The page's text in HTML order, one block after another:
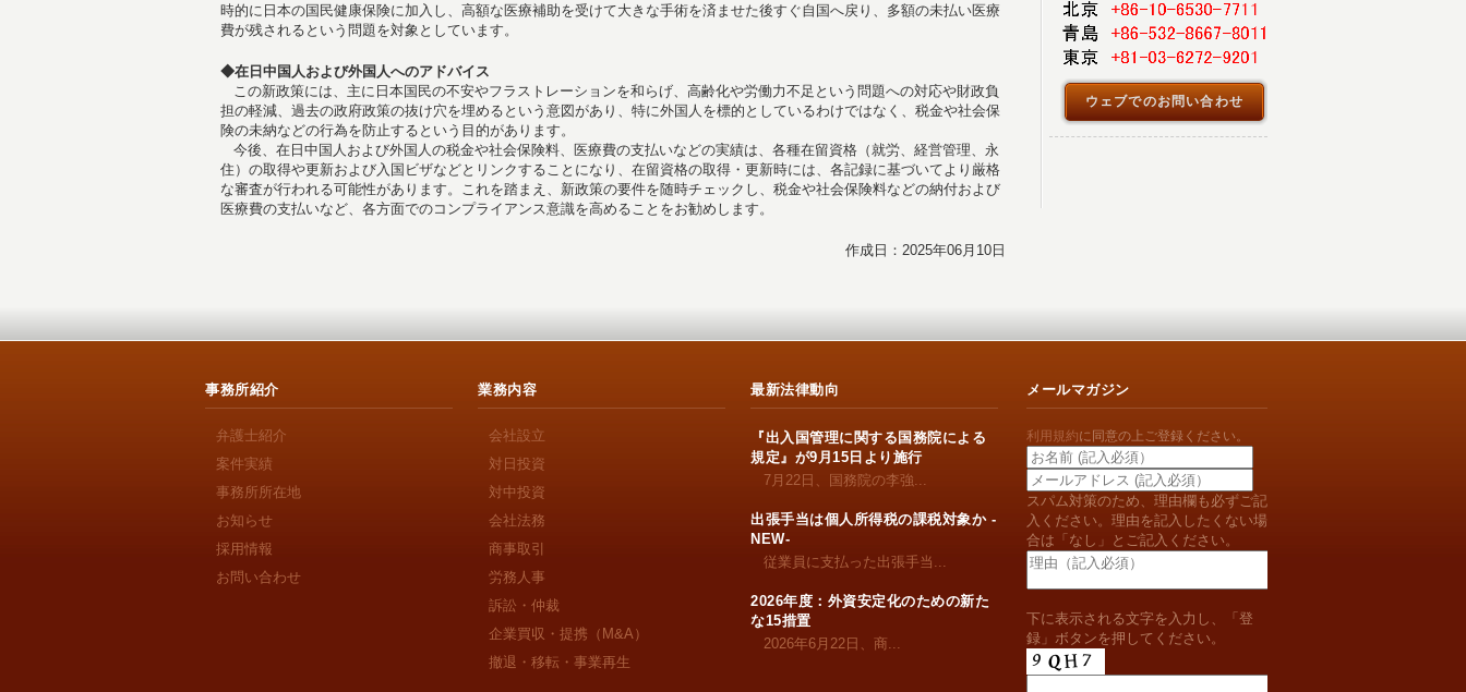
時的に日本の国民健康保険に加入し、高額な医療補助を受けて大きな手術を済ませた後すぐ自国へ戻り、多額の未払い医療
費が残されるという問題を対象としています。
◆在日中国人および外国人へのアドバイス
この新政策には、主に日本国民の不安やフラストレーションを和らげ、高齢化や労働力不足という問題への対応や財政負
担の軽減、過去の政府政策の抜け穴を埋めるという意図があり、特に外国人を標的としているわけではなく、税金や社会保
険の未納などの行為を防止するという目的があります。
今後、在日中国人および外国人の税金や社会保険料、医療費の支払いなどの実績は、各種在留資格（就労、経営管理、永
住）の取得や更新および入国ビザなどとリンクすることになり、在留資格の取得・更新時には、各記録に基づいてより厳格
な審査が行われる可能性があります。これを踏まえ、新政策の要件を随時チェックし、税金や社会保険料などの納付および
医療費の支払いなど、各方面でのコンプライアンス意識を高めることをお勧めします。
作成日：2025年06月10日
ウェブでのお問い合わせ
事務所紹介
弁護士紹介
案件実績
事務所所在地
お知らせ
採用情報
お問い合わせ
業務内容
会社設立
対日投資
対中投資
会社法務
商事取引
労務人事
訴訟・仲裁
企業買収・提携（M&A）
撤退・移転・事業再生
最新法律動向
『出入国管理に関する国務院による
規定』が9月15日より施行
7月22日、国務院の李強...
出張手当は個人所得税の課税対象か -
NEW-
従業員に支払った出張手当...
2026年度：外資安定化のための新た
な15措置
2026年6月22日、商...
メールマガジン
利用規約に同意の上ご登録ください。
スパム対策のため、理由欄も必ずご記
入ください。理由を記入したくない場
合は「なし」とご記入ください。
下に表示される文字を入力し、「登
録」ボタンを押してください。